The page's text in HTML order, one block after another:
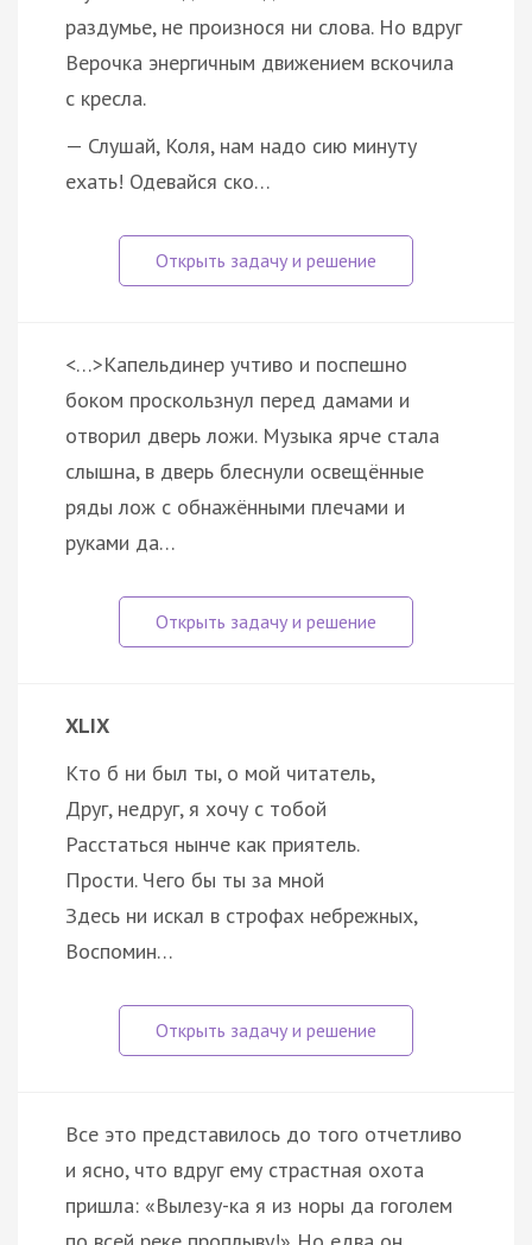
раздумье, не произнося ни слова. Но вдруг
Верочка энергичным движением вскочила
с кресла.
— Слушай, Коля, нам надо сию минуту
ехать! Одевайся ско…
<…>Капельдинер учтиво и поспешно
боком проскользнул перед дамами и
отворил дверь ложи. Музыка ярче стала
слышна, в дверь блеснули освещённые
ряды лож с обнажёнными плечами и
руками да…
XLIX
Кто б ни был ты, о мой читатель,
Друг, недруг, я хочу с тобой
Расстаться нынче как приятель.
Прости. Чего бы ты за мной
Здесь ни искал в строфах небрежных,
Воспомин…
Все это представилось до того отчетливо
и ясно, что вдруг ему страстная охота
пришла: «Вылезу-ка я из норы да гоголем